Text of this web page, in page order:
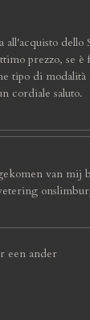
all'acquisto dello
prezzo, se è
tipo di
cordiale saluto.
van mij
een ander